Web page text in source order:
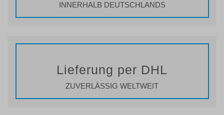
INNERHALB DEUTSCHLANDS
Lieferung per DHL
ZUVERLÄSSIG WELTWEIT